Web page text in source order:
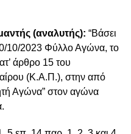
(αναλυτής): “Βάσει
10/2023 Φύλλο Αγώνα, το
άρθρο 15 του
(Κ.Α.Π.), στην από
Αγώνα” στον αγώνα